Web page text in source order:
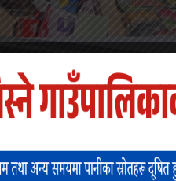
शैक्षिक सामाग्री
आधारभूत विद्यालयलाई
शिक्षक र विद्यार्थी खुसी